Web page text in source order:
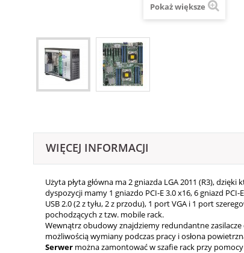
Pokaż większe
WIĘCEJ INFORMACJI
Użyta płyta główna ma 2 gniazda LGA 2011 (R3),
dyspozycji mamy 1 gniazdo PCI-E 3.0 x16, 6 gniazd
USB 2.0 (2 z tyłu, 2 z przodu), 1 port VGA i 1 port
pochodzących z tzw. mobile rack.
Wewnątrz obudowy znajdziemy redundantne
możliwością wymiany podczas pracy i osłona
Serwer można zamontować w szafie rack przy